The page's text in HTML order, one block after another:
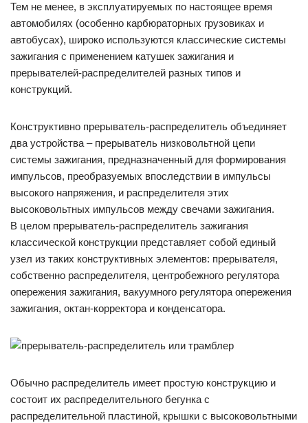
Тем не менее, в эксплуатируемых по настоящее время
автомобилях (особенно карбюраторных грузовиках и
автобусах), широко используются классические системы
зажигания с применением катушек зажигания и
прерывателей-распределителей разных типов и
конструкций.
Конструктивно прерыватель-распределитель объединяет
два устройства – прерыватель низковольтной цепи
системы зажигания, предназначенный для формирования
импульсов, преобразуемых впоследствии в импульсы
высокого напряжения, и распределителя этих
высоковольтных импульсов между свечами зажигания.
В целом прерыватель-распределитель зажигания
классической конструкции представляет собой единый
узел из таких конструктивных элементов: прерывателя,
собственно распределителя, центробежного регулятора
опережения зажигания, вакуумного регулятора опережения
зажигания, октан-корректора и конденсатора.
Обычно распределитель имеет простую конструкцию и
состоит их распределительного бегунка с
распределительной пластиной, крышки с высоковольтными